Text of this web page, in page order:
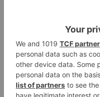
Ahora, ya en las filas
nueva etapa
objetivo de ayudar